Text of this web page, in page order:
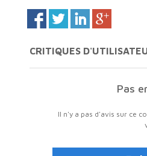
CRITIQUES
Pas
Il n'y a pas d'avis sur ce